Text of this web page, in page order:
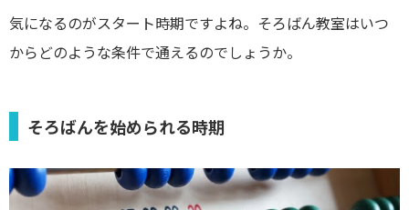
気になるのがスタート時期ですよね。そろばん教室はいつ
からどのような条件で通えるのでしょうか。
そろばんを始められる時期